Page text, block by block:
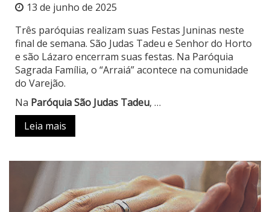
13 de junho de 2025
Três paróquias realizam suas Festas Juninas neste
final de semana. São Judas Tadeu e Senhor do Horto
e são Lázaro encerram suas festas. Na Paróquia
Sagrada Família, o “Arraiá” acontece na comunidade
do Varejão.
Na Paróquia São Judas Tadeu, …
Leia mais